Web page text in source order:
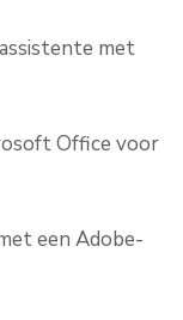
met
Office voor
een Adobe-